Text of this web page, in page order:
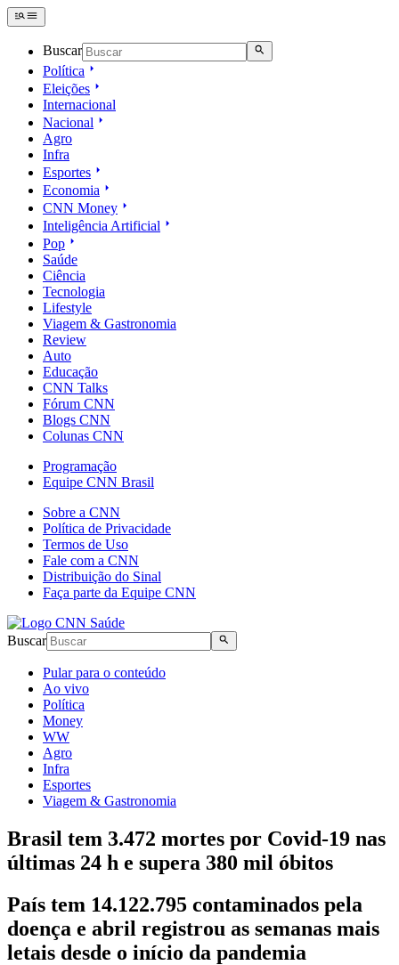
Buscar
Política
Eleições
Internacional
Nacional
Agro
Infra
Esportes
Economia
CNN Money
Inteligência Artificial
Pop
Saúde
Ciência
Tecnologia
Lifestyle
Viagem & Gastronomia
Review
Auto
Educação
CNN Talks
Fórum CNN
Blogs CNN
Colunas CNN
Programação
Equipe CNN Brasil
Sobre a CNN
Política de Privacidade
Termos de Uso
Fale com a CNN
Distribuição do Sinal
Faça parte da Equipe CNN
Buscar
Pular para o conteúdo
Ao vivo
Política
Money
WW
Agro
Infra
Esportes
Viagem & Gastronomia
Brasil tem 3.472 mortes por Covid-19 nas
últimas 24 h e supera 380 mil óbitos
País tem 14.122.795 contaminados pela
doença e abril registrou as semanas mais
letais desde o início da pandemia